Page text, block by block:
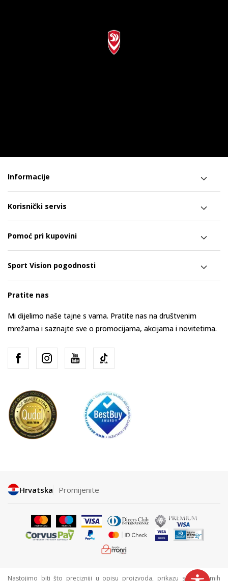
Informacije
Korisnički servis
Pomoć pri kupovini
Sport Vision pogodnosti
Pratite nas
Mi dijelimo naše tajne s vama. Pratite nas na društvenim
mrežama i saznajte sve o promocijama, akcijama i novitetima.
Hrvatska Promijenite
Nastojimo biti što precizniji u opisu proizvoda, prikazu slika i samih